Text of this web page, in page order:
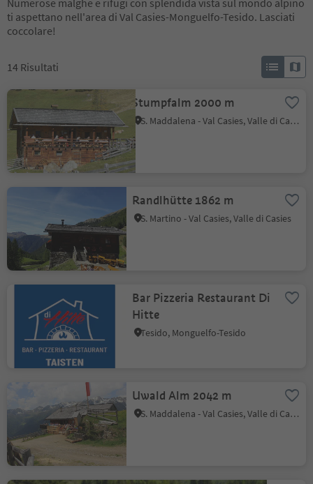
Numerose malghe e rifugi con splendida vista sul mondo alpino
ti aspettano nell'area di Val Casies-Monguelfo-Tesido. Lasciati
coccolare!
14 Risultati
Stumpfalm 2000 m
S. Maddalena - Val Casies, Valle di Casies
Randlhütte 1862 m
S. Martino - Val Casies, Valle di Casies
Bar Pizzeria Restaurant Di
Hitte
Tesido, Monguelfo-Tesido
Uwald Alm 2042 m
S. Maddalena - Val Casies, Valle di Casies